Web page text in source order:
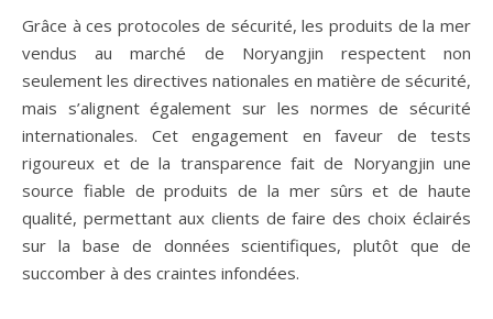
Grâce à ces protocoles de sécurité, les produits de la mer
vendus au marché de Noryangjin respectent non
seulement les directives nationales en matière de sécurité,
mais s’alignent également sur les normes de sécurité
internationales. Cet engagement en faveur de tests
rigoureux et de la transparence fait de Noryangjin une
source fiable de produits de la mer sûrs et de haute
qualité, permettant aux clients de faire des choix éclairés
sur la base de données scientifiques, plutôt que de
succomber à des craintes infondées.